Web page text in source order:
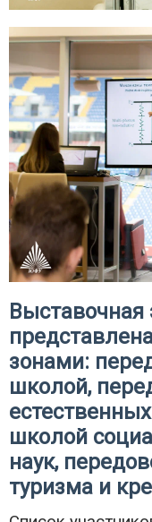
Выставочная
зонами:
школой,
школой
наук,
туризма и